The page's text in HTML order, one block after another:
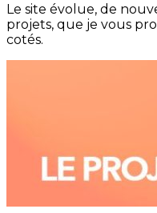
Le site évolue, de
projets, que je vous
cotés.